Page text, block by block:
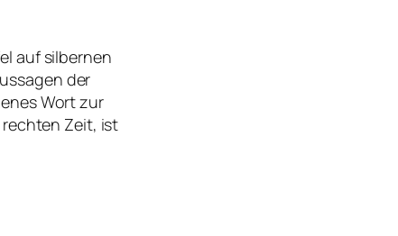
auf silbernen
der
Wort zur
rechten Zeit, ist